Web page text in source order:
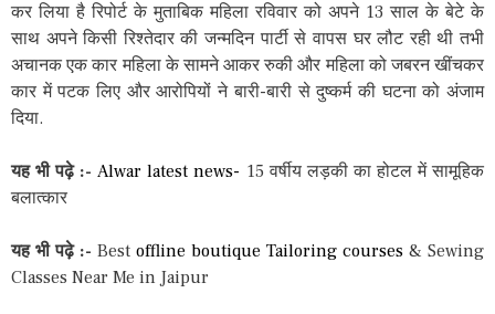
कर लिया है रिपोर्ट के मुताबिक महिला रविवार को अपने 13 साल के बेटे के
साथ अपने किसी रिश्तेदार की जन्मदिन पार्टी से वापस घर लौट रही थी तभी
अचानक एक कार महिला के सामने आकर रुकी और महिला को जबरन खींचकर
कार में पटक लिए और आरोपियों ने बारी-बारी से दुष्कर्म की घटना को अंजाम
दिया.
यह भी पढ़े :- Alwar latest news- 15 वर्षीय लड़की का होटल में सामूहिक
बलात्कार
यह भी पढ़े :- Best offline boutique Tailoring courses & Sewing
Classes Near Me in Jaipur